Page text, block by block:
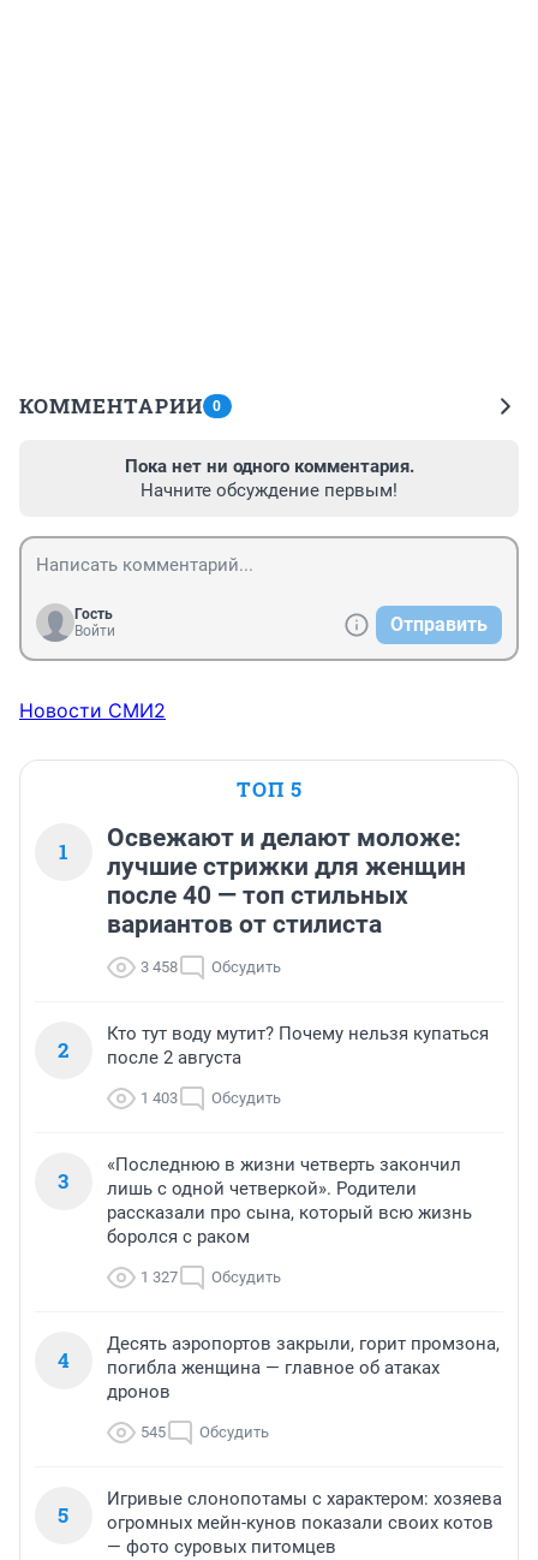
КОММЕНТАРИИ 0
Пока нет ни одного комментария.
Начните обсуждение первым!
Гость
Войти
Отправить
Новости СМИ2
ТОП 5
1
Освежают и делают моложе:
лучшие стрижки для женщин
после 40 — топ стильных
вариантов от стилиста
3 458 Обсудить
2
Кто тут воду мутит? Почему нельзя купаться
после 2 августа
1 403 Обсудить
3
«Последнюю в жизни четверть закончил
лишь с одной четверкой». Родители
рассказали про сына, который всю жизнь
боролся с раком
1 327 Обсудить
4
Десять аэропортов закрыли, горит промзона,
погибла женщина — главное об атаках
дронов
545 Обсудить
5
Игривые слонопотамы с характером: хозяева
огромных мейн-кунов показали своих котов
— фото суровых питомцев